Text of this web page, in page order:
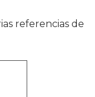
referencias de